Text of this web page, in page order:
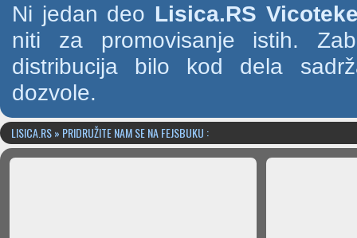
Ni jedan deo Lisica.RS
niti za promovisanje istih.
distribucija bilo kod dela
dozvole.
LISICA.RS » PRIDRUŽITE NAM SE NA FEJSBUKU :